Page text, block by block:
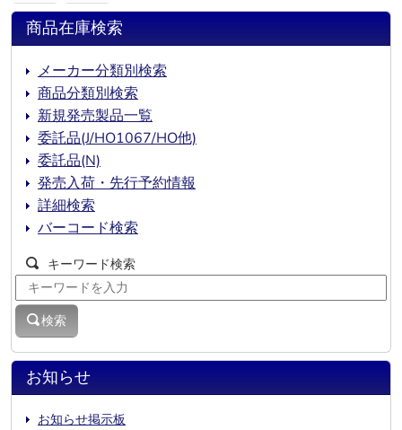
お知らせ
お知らせ掲示板
商品在庫検索
メーカー分類別検索
商品分類別検索
新規発売製品一覧
委託品(J/HO1067/HO他)
委託品(N)
発売入荷・先行予約情報
詳細検索
バーコード検索
キーワード検索
検索